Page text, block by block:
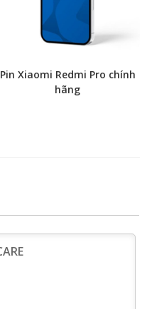
Pin Xiaomi Redmi Pro chính
hãng